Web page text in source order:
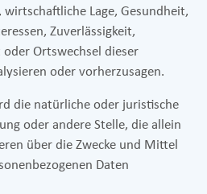
Lage, Gesundheit,
Zuverlässigkeit,
Ortswechsel dieser
oder vorherzusagen.
die natürliche oder juristische
oder andere Stelle, die allein
über die Zwecke und Mittel
Daten